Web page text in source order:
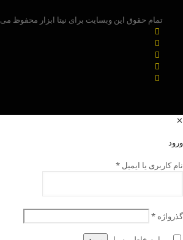
تمام حقوق این وبسایت برای نیتا ابزار محفوظ
✕
ورود
نام کاربری یا ایمیل *
گذرواژه *